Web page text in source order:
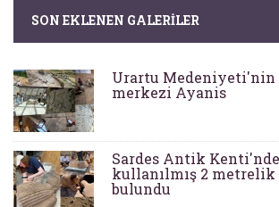
SON EKLENEN GALERILER
Urartu Medeniyeti'nin
merkezi Ayanis
Sardes Antik
kullanılmış 2
bulundu